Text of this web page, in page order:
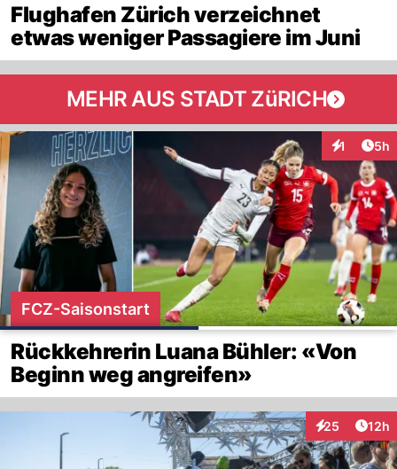
Flughafen Zürich verzeichnet
etwas weniger Passagiere im Juni
MEHR AUS STADT ZüRICH
1 5h
FCZ-Saisonstart
Rückkehrerin Luana Bühler: «Von
Beginn weg angreifen»
25
Interaktionen
12h